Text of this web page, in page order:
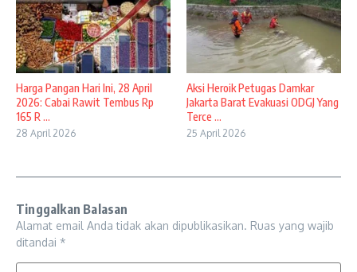
Harga Pangan Hari Ini, 28 April
2026: Cabai Rawit Tembus Rp
165 R ...
28 April 2026
Aksi Heroik Petugas Damkar
Jakarta Barat Evakuasi ODGJ Yang
Terce ...
25 April 2026
Tinggalkan Balasan
Alamat email Anda tidak akan dipublikasikan. Ruas yang wajib
ditandai *